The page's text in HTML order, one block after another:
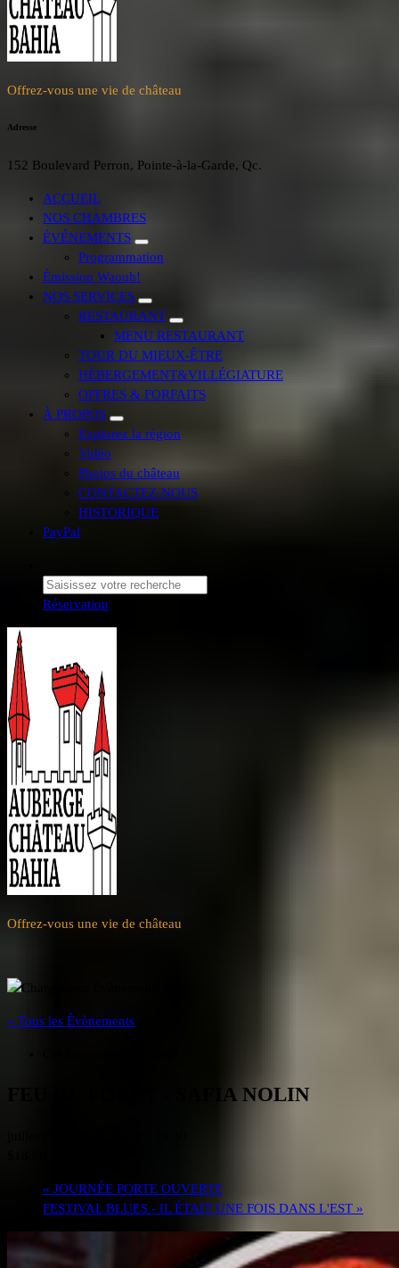
Offrez-vous une vie de château
Adresse
152 Boulevard Perron, Pointe-à-la-Garde, Qc.
ACCUEIL
NOS CHAMBRES
ÉVÉNEMENTS
Programmation
Émission Waouh!
NOS SERVICES
RESTAURANT
MENU RESTAURANT
TOUR DU MIEUX-ÊTRE
HÉBERGEMENT&VILLÉGIATURE
OFFRES & FORFAITS
À PROPOS
Explorez la région
Vidéo
Photos du château
CONTACTEZ-NOUS
HISTORIQUE
PayPal
Réservation
Offrez-vous une vie de château
« Tous les Évènements
FEU DE FORÊT - SAFIA NOLIN
« JOURNÉE PORTE OUVERTE
FESTIVAL BLUES - IL ÉTAIT UNE FOIS DANS L'EST »